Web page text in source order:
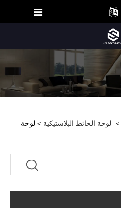
> لوحة الحائط البلاستيكية > لوحة